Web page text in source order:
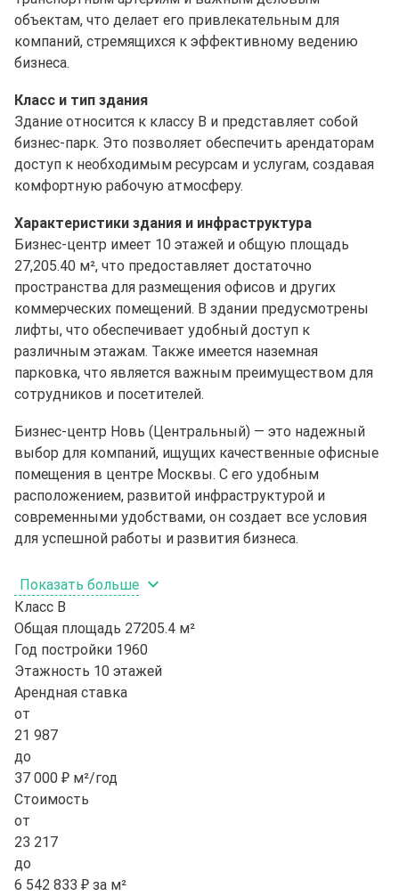
объектам, что делает его привлекательным для
компаний, стремящихся к эффективному ведению
бизнеса.
Класс и тип здания
Здание относится к классу B и представляет собой
бизнес-парк. Это позволяет обеспечить арендаторам
доступ к необходимым ресурсам и услугам, создавая
комфортную рабочую атмосферу.
Характеристики здания и инфраструктура
Бизнес-центр имеет 10 этажей и общую площадь
27,205.40 м², что предоставляет достаточно
пространства для размещения офисов и других
коммерческих помещений. В здании предусмотрены
лифты, что обеспечивает удобный доступ к
различным этажам. Также имеется наземная
парковка, что является важным преимуществом для
сотрудников и посетителей.
Бизнес-центр Новь (Центральный) — это надежный
выбор для компаний, ищущих качественные офисные
помещения в центре Москвы. С его удобным
расположением, развитой инфраструктурой и
современными удобствами, он создает все условия
для успешной работы и развития бизнеса.
Показать больше
Класс B
Общая площадь 27205.4 м²
Год постройки 1960
Этажность 10 этажей
Арендная ставка
от
21 987
до
37 000 ₽ м²/год
Стоимость
от
23 217
до
6 542 833 ₽ за м²